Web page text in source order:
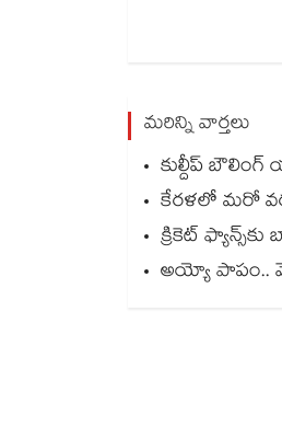
మరిన్ని వార్తలు
కుల్దీప్
కేరళలో మరో
క్రికెట్
అయ్యో పాపం..